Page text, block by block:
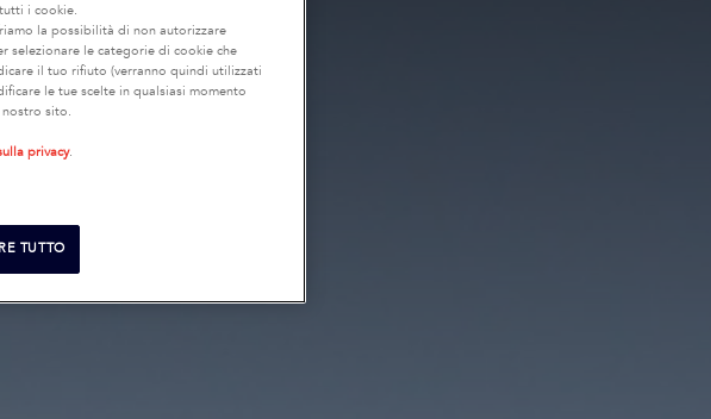
i cookie.
la possibilità di non autorizzare
selezionare le categorie di cookie che
il tuo rifiuto (verranno quindi utilizzati
le tue scelte in qualsiasi momento
sito.
privacy.
TUTTO